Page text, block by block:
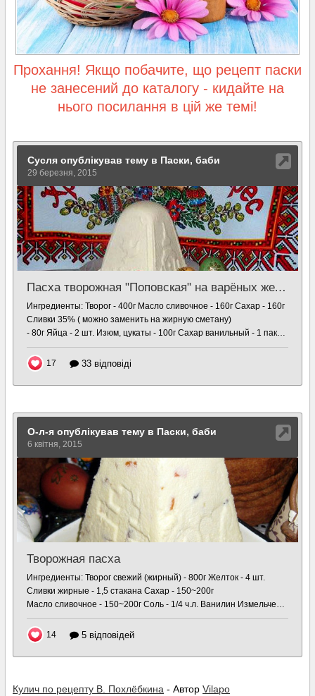
Прохання! Якщо побачите, що рецепт паски
не занесений до каталогу - кидайте на
нього посилання в цій же темі!
Кулич по рецепту В. Похлёбкина - Автор Vilapo